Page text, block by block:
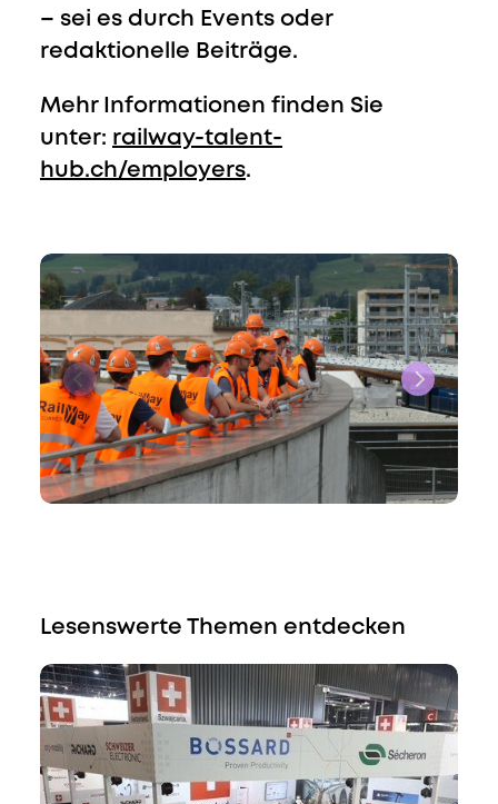
– sei es durch Events oder
redaktionelle Beiträge.
Mehr Informationen finden Sie
unter: railway-talent-
hub.ch/employers.
Lesenswerte Themen entdecken